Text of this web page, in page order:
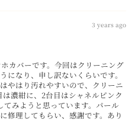
3 years ago
カバーです。今回はクリーニング
になり、申し訳ないくらいです。
やはり汚れやすいので、クリーニ
濃紺に、2台目はシャネルピンク
みようと思っています。パール
修理してもらい、感謝です。あり